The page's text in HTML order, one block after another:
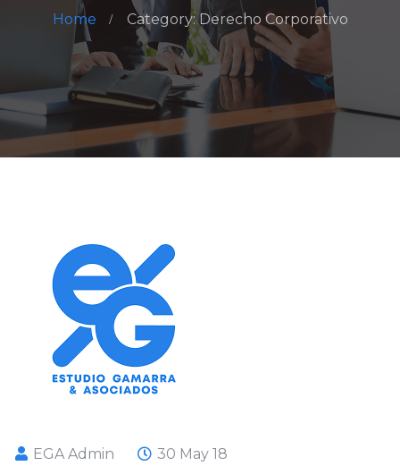
Home Category: Derecho Corporativo
EGA Admin
30 May 18